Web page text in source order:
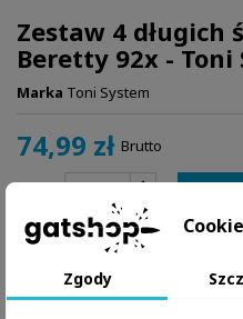
Zestaw 4 długich
Beretty 92x - Toni
Marka Toni System
74,99 zł Brutto
W magazynie:2 Przedmioty
Zapytaj o produkt przez
Zgody